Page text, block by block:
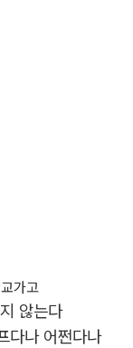
가고
않는다
다나 어쩐다나